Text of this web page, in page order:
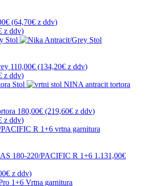
(64,70€ z ddv)
z ddv)
110,00€ (134,20€ z ddv)
z ddv)
180,00€ (219,60€ z ddv)
z ddv)
180-220/PACIFIC R 1+6 1.131,00€
z ddv)